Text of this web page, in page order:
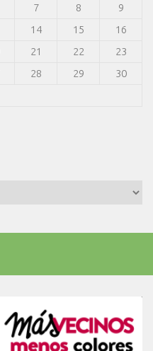
7 8
9
14 15
16
21 22
23
28 29
30